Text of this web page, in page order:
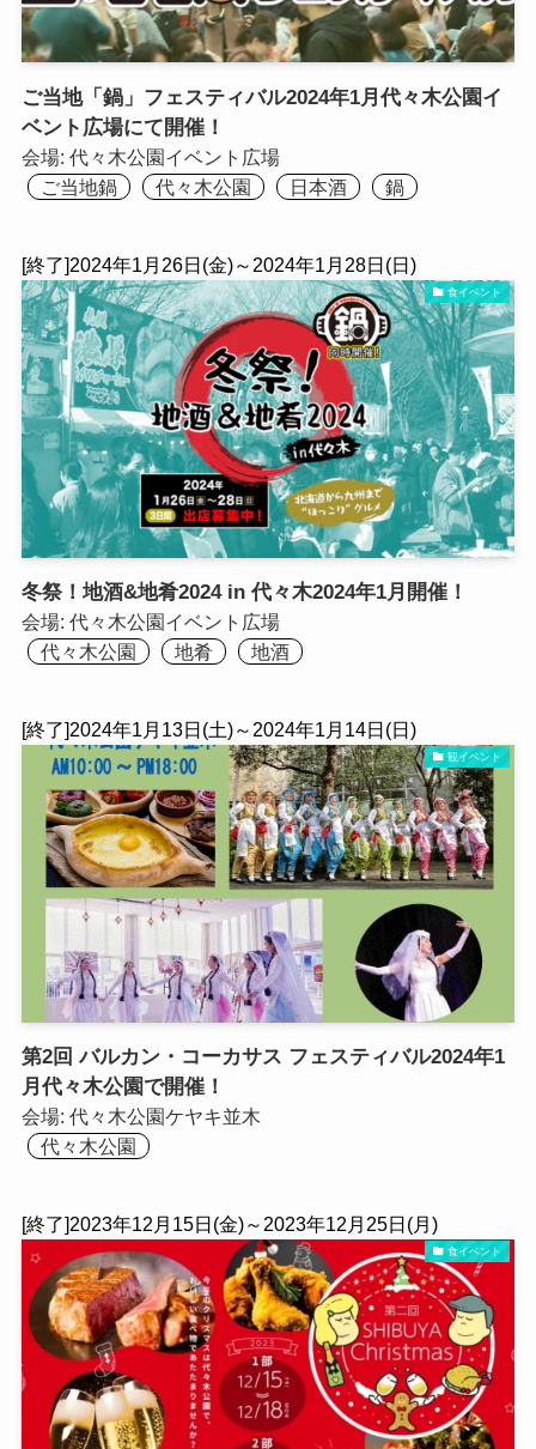
ご当地「鍋」フェスティバル2024年1月代々木公園イ
ベント広場にて開催！
会場: 代々木公園イベント広場
ご当地鍋
代々木公園 日本酒 鍋
[終了]2024年1月26日(金)～2024年1月28日(日)
食イベント
冬祭！地酒&地肴2024 in 代々木2024年1月開催！
会場: 代々木公園イベント広場
代々木公園
地肴 地酒
[終了]2024年1月13日(土)～2024年1月14日(日)
観イベント
第2回 バルカン・コーカサス フェスティバル2024年1
月代々木公園で開催！
会場: 代々木公園ケヤキ並木
代々木公園
[終了]2023年12月15日(金)～2023年12月25日(月)
食イベント